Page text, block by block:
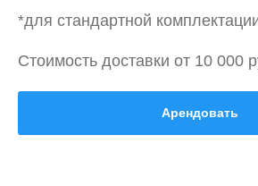
*для стандартной
Стоимость доставки от 10 000
Арендовать